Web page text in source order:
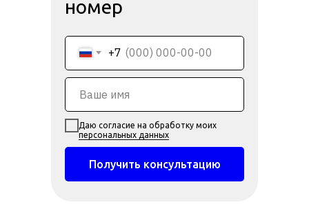
номер
+7
Даю согласие на обработку моих
персональных данных
Получить консультацию